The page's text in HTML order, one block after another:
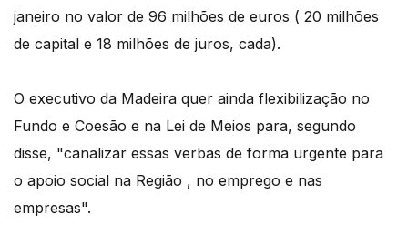
janeiro no valor de 96 milhões de euros ( 20 milhões
de capital e 18 milhões de juros, cada).
O executivo da Madeira quer ainda flexibilização no
Fundo e Coesão e na Lei de Meios para, segundo
disse, "canalizar essas verbas de forma urgente para
o apoio social na Região , no emprego e nas
empresas".